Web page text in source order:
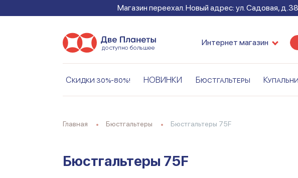
Магазин переехал. Новый адрес: ул. Садовая,
Интернет магазин
Скидки 30%-80%! НОВИНКИ Бюстгальтеры
Главная Бюстгальтеры Бюстгальтеры 75F
Бюстгальтеры 75F